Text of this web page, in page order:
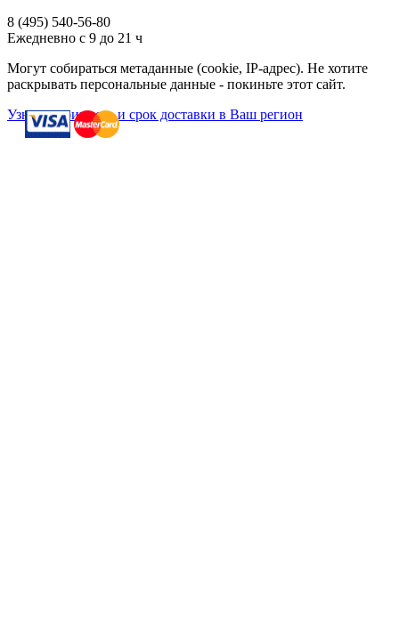
8 (495) 540-56-80
Ежедневно с 9 до 21 ч
Могут собираться метаданные (cookie, IP-адрес). Не хотите
раскрывать персональные данные - покиньте этот сайт.
Узнать стоимость и срок доставки в Ваш регион